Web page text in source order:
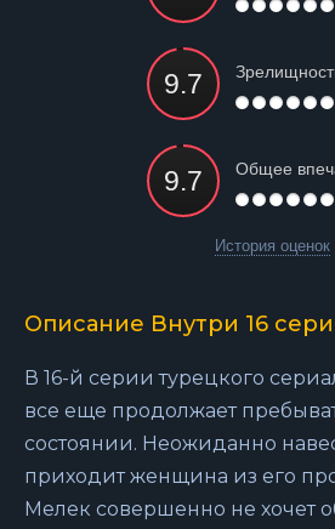
Общее
История оценок
Описание Внутри 16
В 16-й серии турецкого
все еще продолжает
состоянии. Неожиданно
приходит женщина из его
Мелек совершенно не хочет